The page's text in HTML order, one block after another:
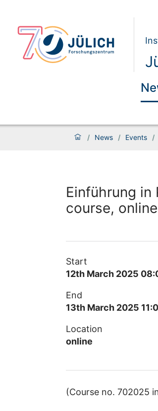
/ News / Events /
Einführung
course,
Start
12th March 2025
End
13th March 2025
Location
online
(Course no. 702025